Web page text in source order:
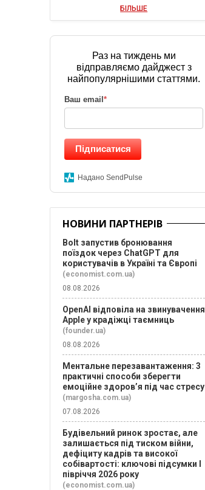
БІЛЬШЕ
Раз на тиждень ми
відправляємо дайджест з
найпопулярнішими статтями.
Ваш email *
Підписатися
Надано SendPulse
НОВИНИ ПАРТНЕРІВ
Bolt запустив бронювання
поїздок через ChatGPT для
користувачів в Україні та Європі
(economist.com.ua)
08.08.2026
OpenAI відповіла на звинувачення
Apple у крадіжці таємниць
(founder.ua)
08.08.2026
Ментальне перезавантаження: 3
практичні способи зберегти
емоційне здоров’я під час стресу
(margosha.com.ua)
07.08.2026
Будівельний ринок зростає, але
залишається під тиском війни,
дефіциту кадрів та високої
собівартості: ключові підсумки І
півріччя 2026 року
(economist.com.ua)